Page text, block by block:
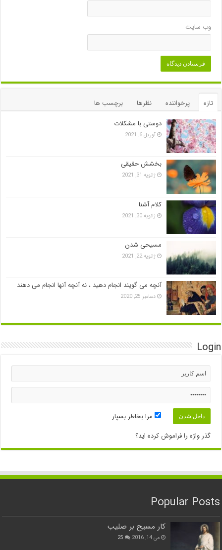
وب‌ سایت
تازه پرخواننده نظرها
برچسب ها
دوستی با مشکلات
آوریل 6, 2021
بخشش حقیقی
ژانویه 31, 2021
کلام آشنا
ژانویه 30, 2021
مسیحی شدن
ژانویه 22, 2021
آنچه می گویند انجام دهید ، نه آنچه آنها انجام می دهند
دسامبر 25, 2020
Login
مرا بخاطر بسپار
گذر واژه را فراموش کرده اید؟
Popular Posts
کار مسیح بر صلیب
می 14, 2016 25